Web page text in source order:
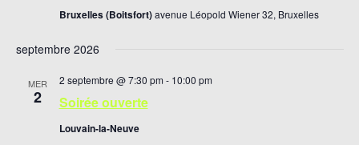
Bruxelles (Boitsfort)avenue Léopold Wiener 32, Bruxelles
septembre 2026
MER
2 Soirée ouverte
2 septembre @ 7:30 pm - 10:00 pm
Louvain-la-Neuve